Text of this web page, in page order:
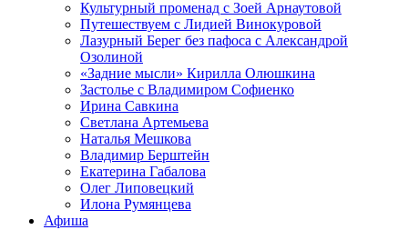
Культурный променад с Зоей Арнаутовой
Путешествуем с Лидией Винокуровой
Лазурный Берег без пафоса с Александрой
Озолиной
«Задние мысли» Кирилла Олюшкина
Застолье с Владимиром Софиенко
Ирина Савкина
Светлана Артемьева
Наталья Мешкова
Владимир Берштейн
Екатерина Габалова
Олег Липовецкий
Илона Румянцева
Афиша